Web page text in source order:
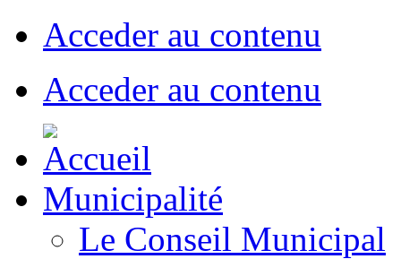
Acceder au contenu
Acceder au contenu
Municipalité
Le Conseil Municipal